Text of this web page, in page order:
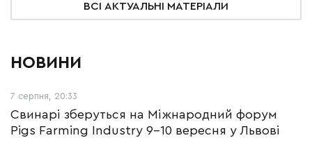
ВСІ АКТУАЛЬНІ МАТЕРІАЛИ
НОВИНИ
7 серпня, 20:33
Свинарі зберуться на Міжнародний форум
Pigs Farming Industry 9-10 вересня у Львові